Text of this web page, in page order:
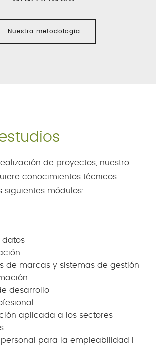
Nuestra metodología
de proyectos, nuestro
conocimientos técnicos
siguientes módulos:
datos
de marcas y sistemas de gestión
desarrollo
aplicada a los sectores
personal para la empleabilidad I